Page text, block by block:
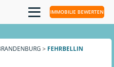
IMMOBILIE BEWERTEN
> FEHRBELLIN